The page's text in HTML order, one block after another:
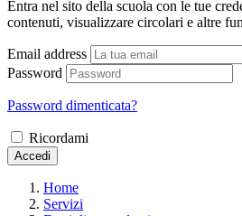
Entra nel sito della scuola con le tue
contenuti, visualizzare circolari e altre
Email address
Password
Password dimenticata?
Ricordami
Accedi
Home
Servizi